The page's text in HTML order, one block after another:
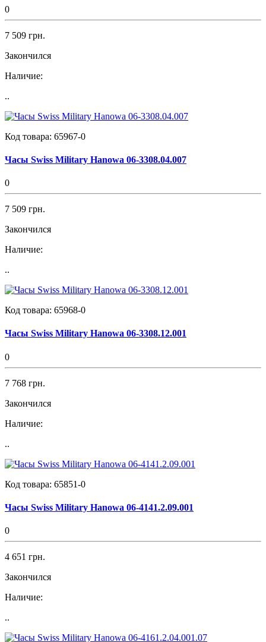
0
7 509 грн.
Закончился
Наличие:
..
Код товара: 65967-0
Часы Swiss Military Hanowa 06-3308.04.007
0
7 509 грн.
Закончился
Наличие:
..
Код товара: 65968-0
Часы Swiss Military Hanowa 06-3308.12.001
0
7 768 грн.
Закончился
Наличие:
..
Код товара: 65851-0
Часы Swiss Military Hanowa 06-4141.2.09.001
0
4 651 грн.
Закончился
Наличие:
..